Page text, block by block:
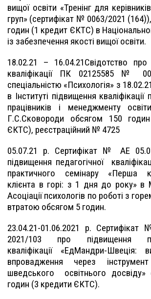
вищої освіти «Тренінг для
груп» (сертифікат № 0063/2021
годин (1 кредит ЄКТС) в
із забезпечення якості вищої освіти.
18.02.21 – 16.04.21Свідотство про
кваліфікації ПК 02125585 №
спеціальністю «Психологія» з
в Інституті підвищення кваліфікації
працівників і менеджменту
Г.С.Сковороди обсягом 150
ЄКТС), реєстраційний № 4725
05.07.21 р. Сертифікат № АЕ
підвищення педагогічної
практичного семінару «Перша
клієнта в горі: з 1 дня до року» в
Асоціації психологів по роботі з
втратою обсягом 5 годин.
23.04.21-01.06.2021 р. Сертифікат
2021/103 про підвищення
кваліфікації «ЕдМандри-Швеція:
впровадження через
шведського
освітнього
годин (3 кредити ЄКТС).